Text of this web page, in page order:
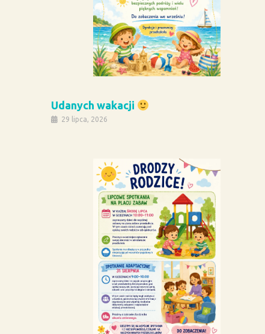
Udanych wakacji
29 lipca, 2026